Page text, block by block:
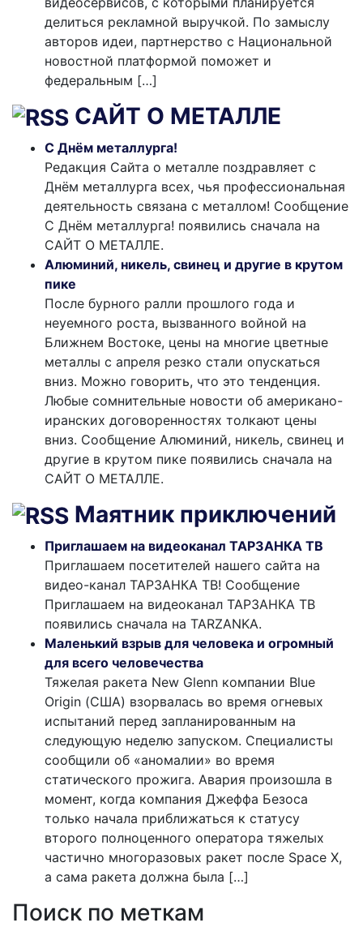
делиться рекламной выручкой. По замыслу
авторов идеи, партнерство с Национальной
новостной платформой поможет и
федеральным […]
САЙТ О МЕТАЛЛЕ
С Днём металлурга!
Редакция Сайта о металле поздравляет с
Днём металлурга всех, чья профессиональная
деятельность связана с металлом! Сообщение
С Днём металлурга! появились сначала на
САЙТ О МЕТАЛЛЕ.
Алюминий, никель, свинец и другие в крутом
пике
После бурного ралли прошлого года и
неуемного роста, вызванного войной на
Ближнем Востоке, цены на многие цветные
металлы с апреля резко стали опускаться
вниз. Можно говорить, что это тенденция.
Любые сомнительные новости об американо-
иранских договоренностях толкают цены
вниз. Сообщение Алюминий, никель, свинец и
другие в крутом пике появились сначала на
САЙТ О МЕТАЛЛЕ.
Маятник приключений
Приглашаем на видеоканал ТАРЗАНКА ТВ
Приглашаем посетителей нашего сайта на
видео-канал ТАРЗАНКА ТВ! Сообщение
Приглашаем на видеоканал ТАРЗАНКА ТВ
появились сначала на TARZANKA.
Маленький взрыв для человека и огромный
для всего человечества
Тяжелая ракета New Glenn компании Blue
Origin (США) взорвалась во время огневых
испытаний перед запланированным на
следующую неделю запуском. Специалисты
сообщили об «аномалии» во время
статического прожига. Авария произошла в
момент, когда компания Джеффа Безоса
только начала приближаться к статусу
второго полноценного оператора тяжелых
частично многоразовых ракет после Space X,
а сама ракета должна была […]
Поиск по меткам